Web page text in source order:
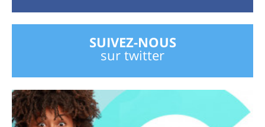
SUIVEZ-NOUS
sur twitter